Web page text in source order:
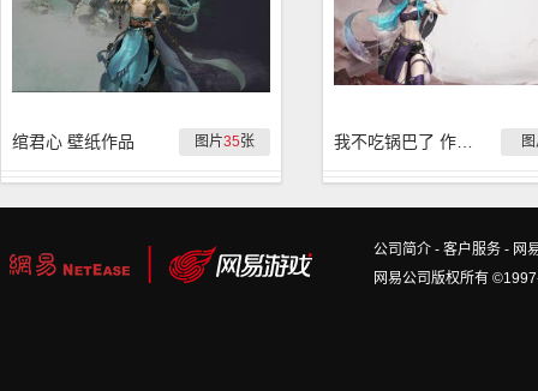
图片35张
绾君心 壁纸作品
公司简介 - 客户服务 - 网
网易公司版权所有